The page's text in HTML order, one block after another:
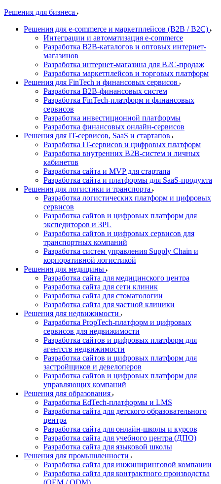
Решения для бизнеса
Решения для e-commerce и маркетплейсов (B2B / B2C)
Интеграции и автоматизация e-commerce
Разработка B2B-каталогов и оптовых интернет-
магазинов
Разработка интернет-магазина для B2C-продаж
Разработка маркетплейсов и торговых платформ
Решения для FinTech и финансовых сервисов
Разработка B2B-финансовых систем
Разработка FinTech-платформ и финансовых
сервисов
Разработка инвестиционной платформы
Разработка финансовых онлайн-сервисов
Решения для IT-сервисов, SaaS и стартапов
Разработка IT-сервисов и цифровых платформ
Разработка внутренних B2B-систем и личных
кабинетов
Разработка сайта и MVP для стартапа
Разработка сайта и платформы для SaaS-продукта
Решения для логистики и транспорта
Разработка логистических платформ и цифровых
сервисов
Разработка сайтов и цифровых платформ для
экспедиторов и 3PL
Разработка сайтов и цифровых сервисов для
транспортных компаний
Разработка систем управления Supply Chain и
корпоративной логистикой
Решения для медицины
Разработка сайта для медицинского центра
Разработка сайта для сети клиник
Разработка сайта для стоматологии
Разработка сайта для частной клиники
Решения для недвижимости
Разработка PropTech-платформ и цифровых
сервисов для недвижимости
Разработка сайтов и цифровых платформ для
агентств недвижимости
Разработка сайтов и цифровых платформ для
застройщиков и девелоперов
Разработка сайтов и цифровых платформ для
управляющих компаний
Решения для образования
Разработка EdTech-платформы и LMS
Разработка сайта для детского образовательного
центра
Разработка сайта для онлайн-школы и курсов
Разработка сайта для учебного центра (ДПО)
Разработка сайта для языковой школы
Решения для промышленности
Разработка сайта для инжиниринговой компании
Разработка сайта для контрактного производства
(OEM / ODM)